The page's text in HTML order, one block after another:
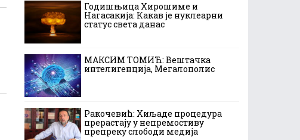
Годишњица Хирошиме и
Нагасакија: Какав је нуклеарни
статус света данас
МАКСИМ ТОМИЋ: Вештачка
интелигенција, Мегалополис
Ракочевић: Хиљаде процедура
прерастају у непремостиву
препреку слободи медија